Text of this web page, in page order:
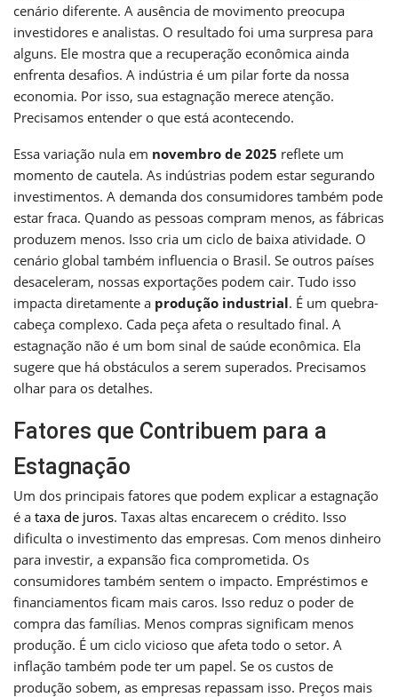
cenário diferente. A ausência de movimento preocupa
investidores e analistas. O resultado foi uma surpresa para
alguns. Ele mostra que a recuperação econômica ainda
enfrenta desafios. A indústria é um pilar forte da nossa
economia. Por isso, sua estagnação merece atenção.
Precisamos entender o que está acontecendo.
Essa variação nula em novembro de 2025 reflete um
momento de cautela. As indústrias podem estar segurando
investimentos. A demanda dos consumidores também pode
estar fraca. Quando as pessoas compram menos, as fábricas
produzem menos. Isso cria um ciclo de baixa atividade. O
cenário global também influencia o Brasil. Se outros países
desaceleram, nossas exportações podem cair. Tudo isso
impacta diretamente a produção industrial. É um quebra-
cabeça complexo. Cada peça afeta o resultado final. A
estagnação não é um bom sinal de saúde econômica. Ela
sugere que há obstáculos a serem superados. Precisamos
olhar para os detalhes.
Fatores que Contribuem para a
Estagnação
Um dos principais fatores que podem explicar a estagnação
é a taxa de juros. Taxas altas encarecem o crédito. Isso
dificulta o investimento das empresas. Com menos dinheiro
para investir, a expansão fica comprometida. Os
consumidores também sentem o impacto. Empréstimos e
financiamentos ficam mais caros. Isso reduz o poder de
compra das famílias. Menos compras significam menos
produção. É um ciclo vicioso que afeta todo o setor. A
inflação também pode ter um papel. Se os custos de
produção sobem, as empresas repassam isso. Preços mais